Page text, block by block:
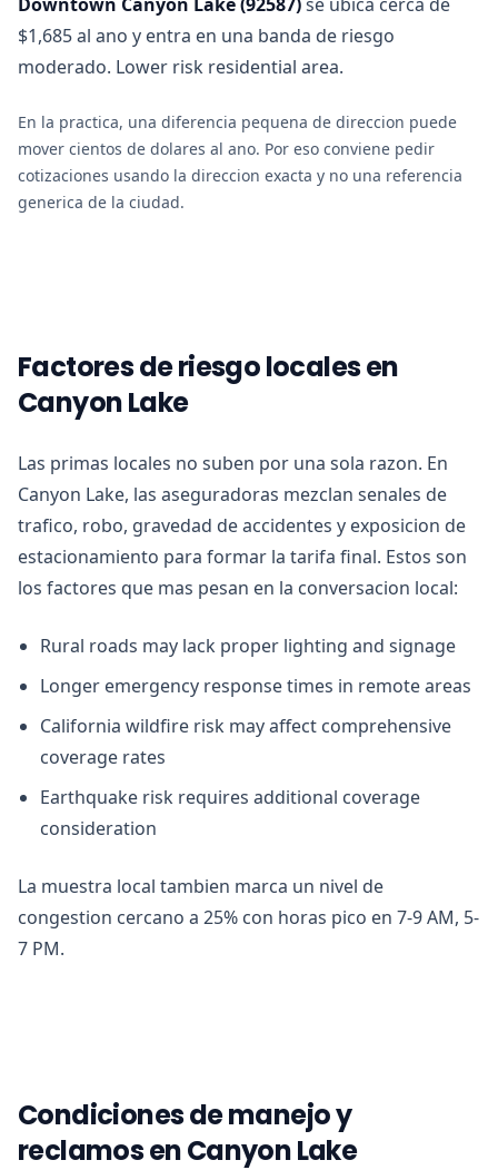
$1,685 al ano y entra en una banda de riesgo
moderado. Lower risk residential area.
En la practica, una diferencia pequena de direccion puede
mover cientos de dolares al ano. Por eso conviene pedir
cotizaciones usando la direccion exacta y no una referencia
generica de la ciudad.
Factores de riesgo locales en
Canyon Lake
Las primas locales no suben por una sola razon. En
Canyon Lake, las aseguradoras mezclan senales de
trafico, robo, gravedad de accidentes y exposicion de
estacionamiento para formar la tarifa final. Estos son
los factores que mas pesan en la conversacion local:
Rural roads may lack proper lighting and signage
Longer emergency response times in remote areas
California wildfire risk may affect comprehensive
coverage rates
Earthquake risk requires additional coverage
consideration
La muestra local tambien marca un nivel de
congestion cercano a 25% con horas pico en 7-9 AM, 5-
7 PM.
Condiciones de manejo y
reclamos en Canyon Lake